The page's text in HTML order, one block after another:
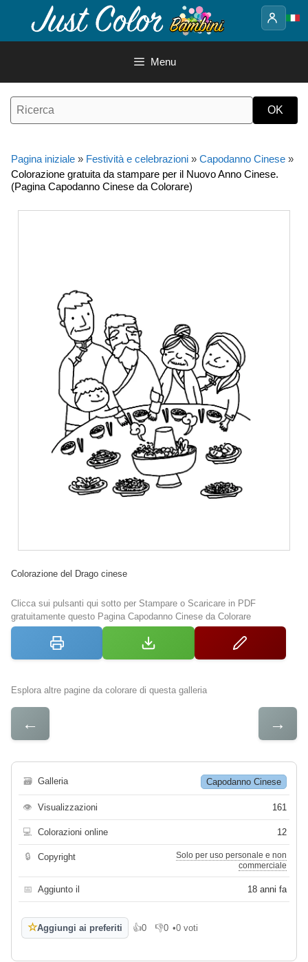
contenuto
Menu
Pagina iniziale » Festività e celebrazioni » Capodanno Cinese »
Colorazione gratuita da stampare per il Nuovo Anno Cinese.
(Pagina Capodanno Cinese da Colorare)
Colorazione del Drago cinese
Clicca sui pulsanti qui sotto per Stampare o Scaricare in PDF
gratuitamente questo Pagina Capodanno Cinese da Colorare
Esplora altre pagine da colorare di questa galleria
← →
🗃 Galleria Capodanno Cinese
👁 Visualizzazioni 161
💻 Colorazioni online 12
🔒 Copyright
Solo per uso personale e non
commerciale
📅 Aggiunto il 18 anni fa
☆Aggiungi ai preferiti 👍0
Mi piace
👎0
Non mi piace
•0 voti